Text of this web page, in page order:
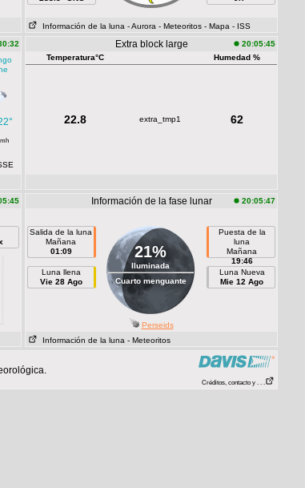
Información de la luna - Aurora - Meteoritos - Mapa - ISS
Extra block large
20:05:45
Temperatura°C
Humedad %
22.8 extra_tmp1 62
Información de la fase lunar 20:05:47
Salida de la luna
Mañana
01:09
Luna llena
Vie 28 Ago
21%
Iluminada
Cuarto menguante
Puesta de la
luna
Mañana
19:46
Luna Nueva
Mie 12 Ago
Perseids
Información de la luna - Meteoritos
Créditos, contacto y . . .